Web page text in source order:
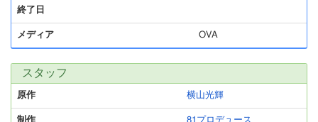
終了日
メディア OVA
スタッフ
原作 横山光輝